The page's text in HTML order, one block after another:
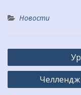
Новости
Навигация
по
записямЧеллендж